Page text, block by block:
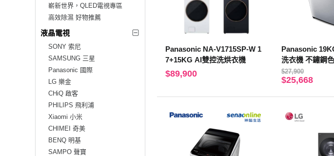
嶄新世界，QLED電視專區
高效除濕 好物推薦
液晶電視
SONY 索尼
SAMSUNG 三星
Panasonic 國際
LG 樂金
CHiQ 啟客
PHILIPS 飛利浦
Xiaomi 小米
CHIMEI 奇美
BENQ 明基
SAMPO 聲寶
Panasonic NA-V1715SP-W 1
7+15KG AI雙控洗烘衣機
$89,900
Panasonic
洗衣機 不鏽鋼
S-S【贈基本安
$27,900
$25,668